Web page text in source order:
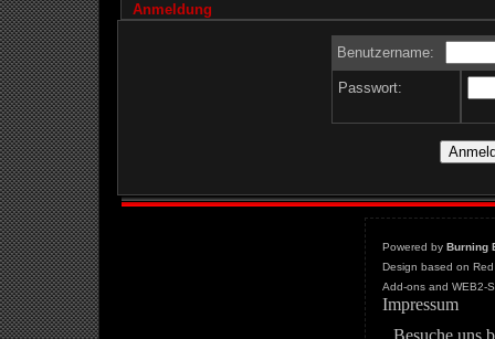
Anmeldung
Benutzername:
Passwort:
Powered by Burning
Design based on
Add-ons and WEB2-
Impressum
Besuche uns